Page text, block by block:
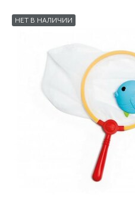
НЕТ В НАЛИЧИИ